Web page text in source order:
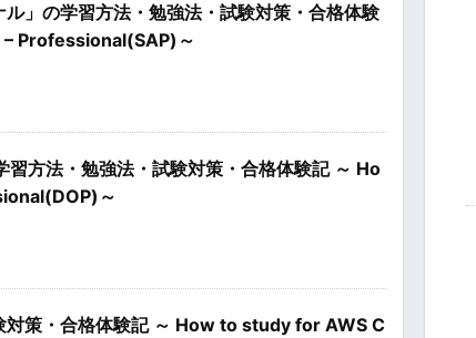
」の学習方法・勉強法・試験対策・合格体験
Professional(SAP)～
習方法・勉強法・試験対策・合格体験記 ～ Ho
～
対策・合格体験記 ～ How to study for AWS C